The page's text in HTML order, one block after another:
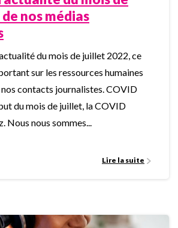
nos médias
du mois de juillet 2022, ce
sur les ressources humaines
contacts journalistes. COVID
du mois de juillet, la COVID
Nous nous sommes...
Lire la suite